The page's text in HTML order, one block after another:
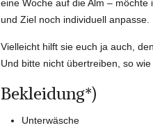
eine Woche auf die Alm –
und Ziel noch individuell anpasse.
Vielleicht hilft sie euch ja auch,
Und bitte nicht übertreiben, so
Bekleidung*)
Unterwäsche